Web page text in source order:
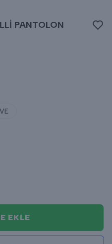
PANTOLON
EKLE